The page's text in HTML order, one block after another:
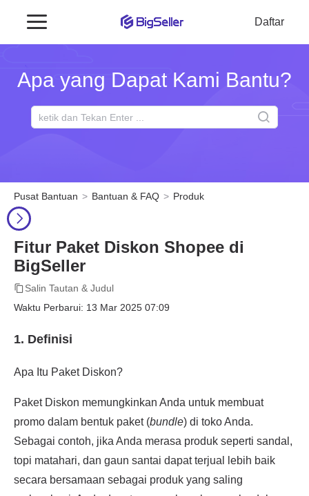
Daftar
Apa yang Dapat Kami Bantu?
Pusat Bantuan Bantuan & FAQ Produk
Fitur Paket Diskon Shopee di
BigSeller
Salin Tautan & Judul
Waktu Perbarui: 13 Mar 2025 07:09